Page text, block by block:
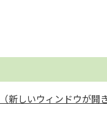
新しいウィンドウが開き